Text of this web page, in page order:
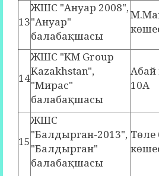
13
ЖШС "Ануар 2008",
"Ануар"
балабақшасы
14
ЖШС "KM Group
Kazakhstan",
"Мирас"
балабақшасы
Абай
10А
15
ЖШС
"Балдырган-2013",
"Балдырган"
балабақшасы
Төле